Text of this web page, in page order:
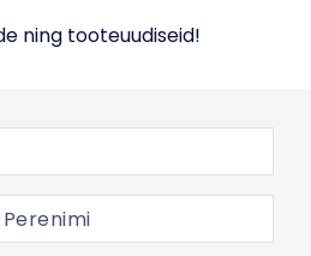
ning tooteuudiseid!